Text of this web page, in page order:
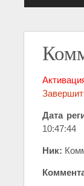
Дата
10:47:44
Ник: